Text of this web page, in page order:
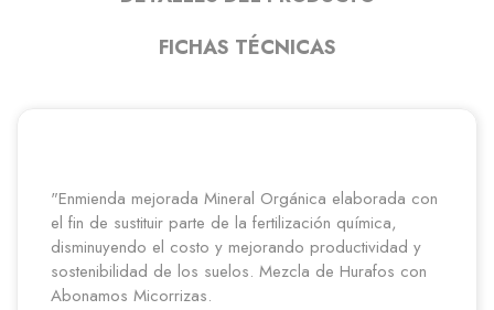
FICHAS TÉCNICAS
"Enmienda mejorada Mineral Orgánica elaborada con
el fin de sustituir parte de la fertilización química,
disminuyendo el costo y mejorando productividad y
sostenibilidad de los suelos. Mezcla de Hurafos con
Abonamos Micorrizas.